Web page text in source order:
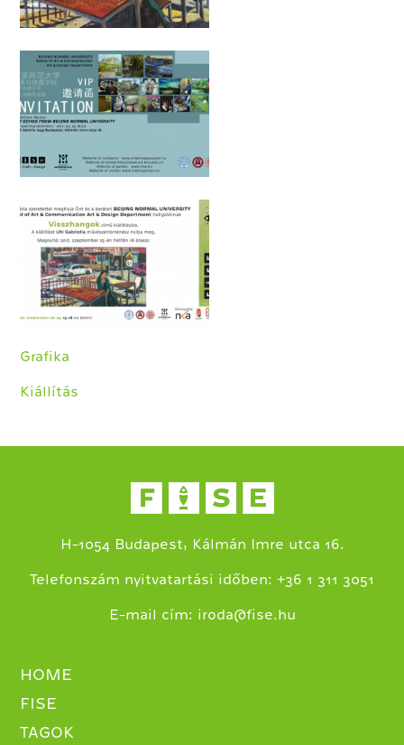
Grafika
Kiállítás
H-1054 Budapest, Kálmán Imre utca 16.
Telefonszám nyitvatartási időben: +36 1 311 3051
E-mail cím: iroda@fise.hu
HOME
FISE
TAGOK